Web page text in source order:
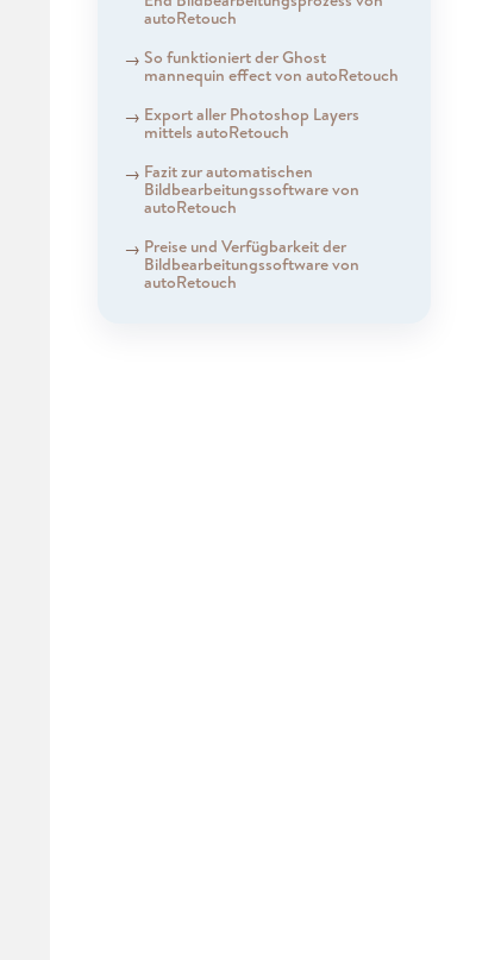
autoRetouch
So funktioniert der Ghost
mannequin effect von autoRetouch
​​​​​​​Export aller Photoshop Layers
mittels autoRetouch
​​​​​​​Fazit ​​​​​​​zur automatischen
Bildbearbeitungssoftware von
autoRetouch
Preise und Verfügbarkeit der
Bildbearbeitungssoftware von
autoRetouch